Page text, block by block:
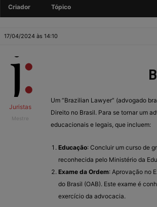
Criador Tópico
17/04/2024 às 14:10
Juristas
Mestre
Um “Brazilian Lawyer” (advogado
Direito no Brasil. Para se tornar um
educacionais e legais, que incluem:
Educação: Concluir um curso de
reconhecida pelo Ministério da
Exame da Ordem: Aprovação no
do Brasil (OAB). Este exame é
exercício da advocacia.